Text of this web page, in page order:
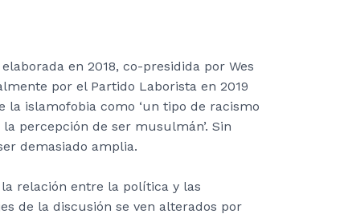
en 2018, co-presidida por Wes
por el Partido Laborista en 2019
islamofobia como ‘un tipo de racismo
percepción de ser musulmán’. Sin
demasiado amplia.
relación entre la política y las
de la discusión se ven alterados por